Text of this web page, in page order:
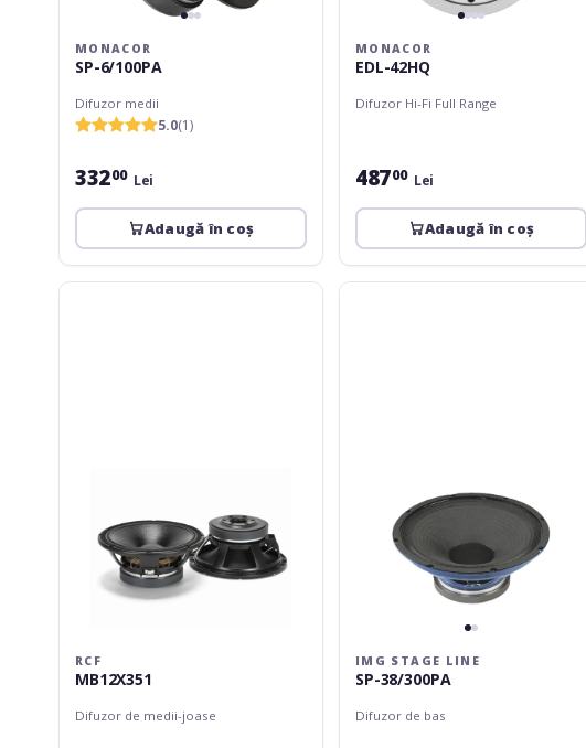
MONACOR
SP-6/100PA
Difuzor medii
5.0(1)
33200 Lei
Adaugă în coș
MONACOR
EDL-42HQ
Difuzor Hi-Fi Full Range
48700 Lei
Adaugă în coș
RCF
RCF
MB12X351
Difuzor de medii-joase
img
IMG STAGE LINE
SP-38/300PA
Difuzor de bas